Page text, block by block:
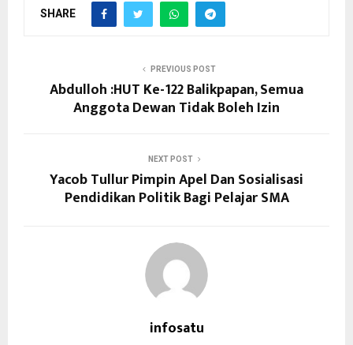
SHARE
PREVIOUS POST
Abdulloh :HUT Ke-122 Balikpapan, Semua
Anggota Dewan Tidak Boleh Izin
NEXT POST
Yacob Tullur Pimpin Apel Dan Sosialisasi
Pendidikan Politik Bagi Pelajar SMA
infosatu